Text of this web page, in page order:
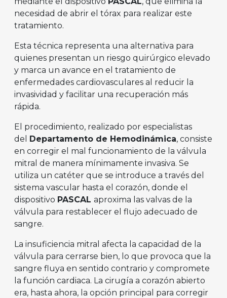
necesidad de abrir el tórax para realizar este
tratamiento.
Esta técnica representa una alternativa para
quienes presentan un riesgo quirúrgico elevado
y marca un avance en el tratamiento de
enfermedades cardiovasculares al reducir la
invasividad y facilitar una recuperación más
rápida.
El procedimiento, realizado por especialistas
del
Departamento de Hemodinámica, consiste
en corregir el mal funcionamiento de la válvula
mitral de manera mínimamente invasiva. Se
utiliza un catéter que se introduce a través del
sistema vascular hasta el corazón, donde el
dispositivo PASCAL aproxima las valvas de la
válvula para restablecer el flujo adecuado de
sangre.
La insuficiencia mitral afecta la capacidad de la
válvula para cerrarse bien, lo que provoca que la
sangre fluya en sentido contrario y compromete
la función cardiaca. La cirugía a corazón abierto
era, hasta ahora, la opción principal para corregir